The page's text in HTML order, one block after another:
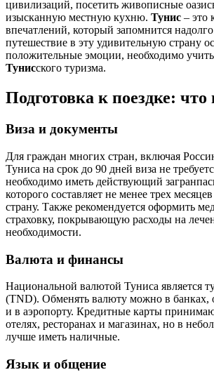
цивилизаций, посетить живописные
изысканную местную кухню. Тунис – это
впечатлений, который запомнится
путешествие в эту удивительную страну
положительные эмоции, необходимо
Тунисского туризма.
Подготовка к поездке: что
Виза и документы
Для граждан многих стран, включая
Туниса на срок до 90 дней виза не
необходимо иметь действующий
которого составляет не менее трех
страну. Также рекомендуется оформить
страховку, покрывающую расходы на
необходимости.
Валюта и финансы
Национальной валютой Туниса является
(TND). Обменять валюту можно в банках,
и в аэропорту. Кредитные карты
отелях, ресторанах и магазинах, но в
лучше иметь наличные.
Язык и общение